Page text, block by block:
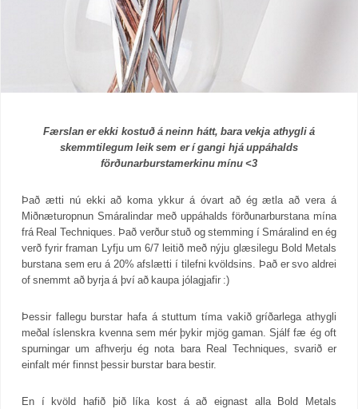
Færslan er ekki kostuð á neinn hátt, bara vekja athygli á
skemmtilegum leik sem er í gangi hjá uppáhalds
förðunarburstamerkinu mínu <3
Það ætti nú ekki að koma ykkur á óvart að ég ætla að vera á
Miðnæturopnun Smáralindar með uppáhalds förðunarburstana mína
frá Real Techniques. Það verður stuð og stemming í Smáralind en ég
verð fyrir framan Lyfju um 6/7 leitið með nýju glæsilegu Bold Metals
burstana sem eru á 20% afslætti í tilefni kvöldsins. Það er svo aldrei
of snemmt að byrja á því að kaupa jólagjafir :)
Þessir fallegu burstar hafa á stuttum tíma vakið gríðarlega athygli
meðal íslenskra kvenna sem mér þykir mjög gaman. Sjálf fæ ég oft
spurningar um afhverju ég nota bara Real Techniques, svarið er
einfalt mér finnst þessir burstar bara bestir.
En í kvöld hafið þið líka kost á að eignast alla Bold Metals